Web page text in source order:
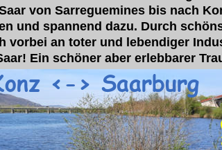
von Sarreguemines bis nach
und spannend dazu. Durch
vorbei an toter und lebendiger
Ein schöner aber erlebbarer
<-> Saarburg